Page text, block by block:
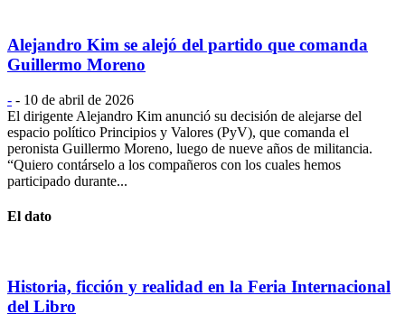
Alejandro Kim se alejó del partido que comanda
Guillermo Moreno
- - 10 de abril de 2026
El dirigente Alejandro Kim anunció su decisión de alejarse del
espacio político Principios y Valores (PyV), que comanda el
peronista Guillermo Moreno, luego de nueve años de militancia.
“Quiero contárselo a los compañeros con los cuales hemos
participado durante...
El dato
Historia, ficción y realidad en la Feria Internacional
del Libro